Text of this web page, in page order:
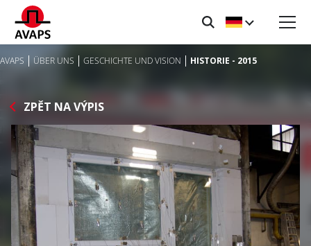
AVAPS ÜBER UNS GESCHICHTE UND VISION HISTORIE - 2015
ZPĚT NA VÝPIS